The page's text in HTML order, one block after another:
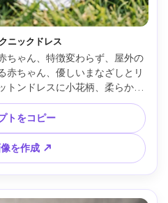
ニックドレス
ちゃん、特徴変わらず、屋外の
赤ちゃん、優しいまなざしとリ
トンドレスに小花柄、柔らかな
の芝生と遠くの木がぼやけて、
板補助、Fujifilm X-T5、56mm
カラーグレーディング、リアル
い夏の思い出感 --ar 4:5
トをコピー
を作成 ↗